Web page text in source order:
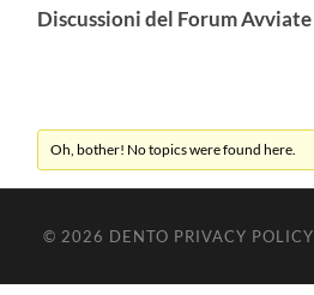
Discussioni del Forum Avviate
Oh, bother! No topics were found here.
© 2026 DENTO PRIVACY POLICY